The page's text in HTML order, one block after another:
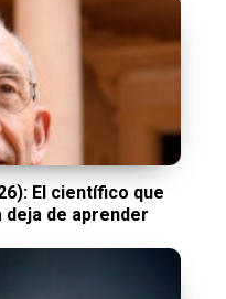
El científico que
de aprender